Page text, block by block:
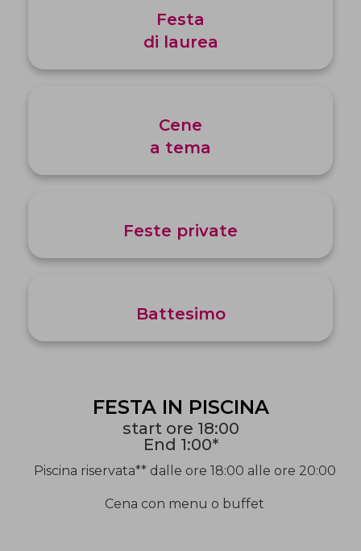
Festa
di laurea
Cene
a tema
Feste private
Battesimo
FESTA IN PISCINA
start ore 18:00
End 1:00*
Piscina riservata** dalle ore 18:00 alle ore 20:00
Cena con menu o buffet